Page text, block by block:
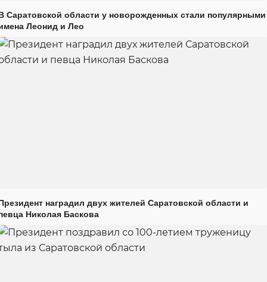
Саратовской области у новорожденных стали популярными
Леонид и Лео
наградил двух жителей Саратовской области и
Николая Баскова